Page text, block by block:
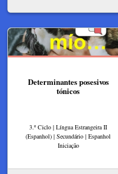
Determinantes posesivos
tónicos
3.º Ciclo | Língua Estrangeira II
(Espanhol) | Secundário | Espanhol
Iniciação